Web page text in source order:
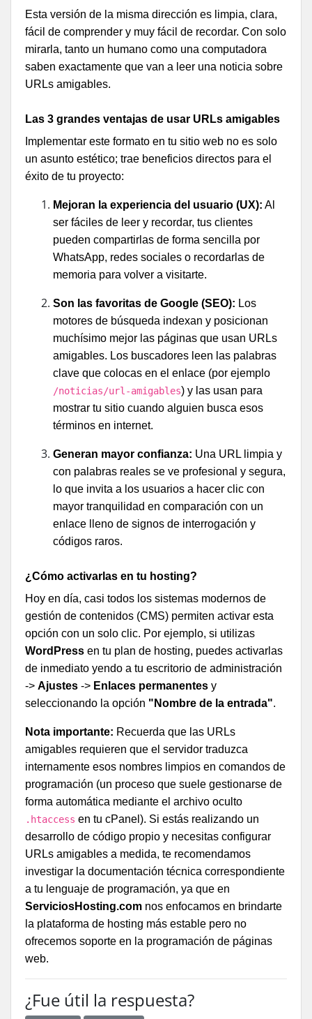
Esta versión de la misma dirección es limpia, clara,
fácil de comprender y muy fácil de recordar. Con solo
mirarla, tanto un humano como una computadora
saben exactamente que van a leer una noticia sobre
URLs amigables.
Las 3 grandes ventajas de usar URLs amigables
Implementar este formato en tu sitio web no es solo
un asunto estético; trae beneficios directos para el
éxito de tu proyecto:
Mejoran la experiencia del usuario (UX): Al
ser fáciles de leer y recordar, tus clientes
pueden compartirlas de forma sencilla por
WhatsApp, redes sociales o recordarlas de
memoria para volver a visitarte.
Son las favoritas de Google (SEO): Los
motores de búsqueda indexan y posicionan
muchísimo mejor las páginas que usan URLs
amigables. Los buscadores leen las palabras
clave que colocas en el enlace (por ejemplo
/noticias/url-amigables) y las usan para
mostrar tu sitio cuando alguien busca esos
términos en internet.
Generan mayor confianza: Una URL limpia y
con palabras reales se ve profesional y segura,
lo que invita a los usuarios a hacer clic con
mayor tranquilidad en comparación con un
enlace lleno de signos de interrogación y
códigos raros.
¿Cómo activarlas en tu hosting?
Hoy en día, casi todos los sistemas modernos de
gestión de contenidos (CMS) permiten activar esta
opción con un solo clic. Por ejemplo, si utilizas
WordPress en tu plan de hosting, puedes activarlas
de inmediato yendo a tu escritorio de administración
-> Ajustes -> Enlaces permanentes y
seleccionando la opción "Nombre de la entrada".
Nota importante: Recuerda que las URLs
amigables requieren que el servidor traduzca
internamente esos nombres limpios en comandos de
programación (un proceso que suele gestionarse de
forma automática mediante el archivo oculto
.htaccess en tu cPanel). Si estás realizando un
desarrollo de código propio y necesitas configurar
URLs amigables a medida, te recomendamos
investigar la documentación técnica correspondiente
a tu lenguaje de programación, ya que en
ServiciosHosting.com nos enfocamos en brindarte
la plataforma de hosting más estable pero no
ofrecemos soporte en la programación de páginas
web.
¿Fue útil la respuesta?